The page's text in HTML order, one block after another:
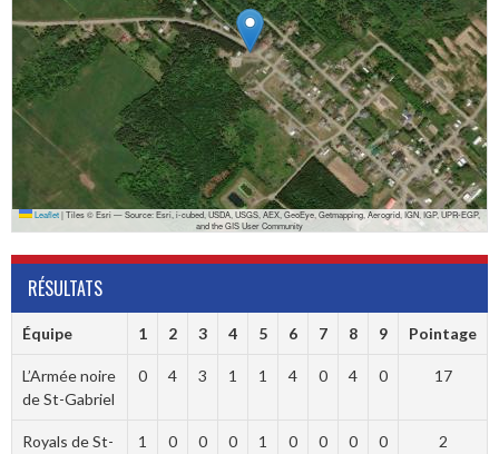
Leaflet|Tiles © Esri — Source: Esri, i-cubed, USDA, USGS, AEX, GeoEye, Getmapping, Aerogrid, IGN, IGP, UPR-EGP,
and the GIS User Community
RÉSULTATS
Équipe 1 2 3 4 5 6 7 8 9 Pointage
L’Armée noire
de St-Gabriel
0 4 3 1 1 4 0 4 0 17
Royals de St-
1 0 0 0 1 0 0 0 0 2